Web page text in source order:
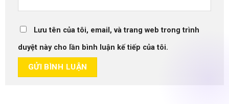
Lưu tên của tôi, email, và trang web trong trình
duyệt này cho lần bình luận kế tiếp của tôi.